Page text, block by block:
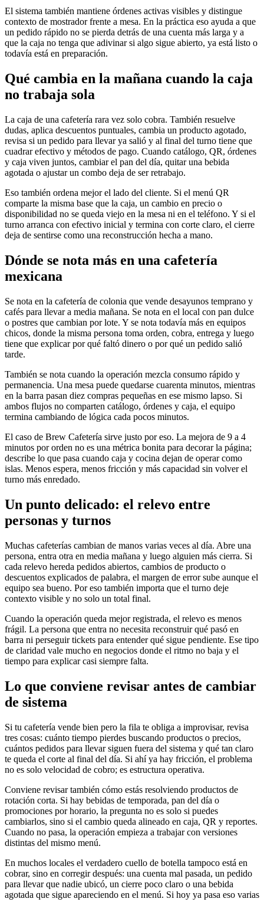
El sistema también mantiene órdenes activas visibles y distingue
contexto de mostrador frente a mesa. En la práctica eso ayuda a que
un pedido rápido no se pierda detrás de una cuenta más larga y a
que la caja no tenga que adivinar si algo sigue abierto, ya está listo o
todavía está en preparación.
Qué cambia en la mañana cuando la caja
no trabaja sola
La caja de una cafetería rara vez solo cobra. También resuelve
dudas, aplica descuentos puntuales, cambia un producto agotado,
revisa si un pedido para llevar ya salió y al final del turno tiene que
cuadrar efectivo y métodos de pago. Cuando catálogo, QR, órdenes
y caja viven juntos, cambiar el pan del día, quitar una bebida
agotada o ajustar un combo deja de ser retrabajo.
Eso también ordena mejor el lado del cliente. Si el menú QR
comparte la misma base que la caja, un cambio en precio o
disponibilidad no se queda viejo en la mesa ni en el teléfono. Y si el
turno arranca con efectivo inicial y termina con corte claro, el cierre
deja de sentirse como una reconstrucción hecha a mano.
Dónde se nota más en una cafetería
mexicana
Se nota en la cafetería de colonia que vende desayunos temprano y
cafés para llevar a media mañana. Se nota en el local con pan dulce
o postres que cambian por lote. Y se nota todavía más en equipos
chicos, donde la misma persona toma orden, cobra, entrega y luego
tiene que explicar por qué faltó dinero o por qué un pedido salió
tarde.
También se nota cuando la operación mezcla consumo rápido y
permanencia. Una mesa puede quedarse cuarenta minutos, mientras
en la barra pasan diez compras pequeñas en ese mismo lapso. Si
ambos flujos no comparten catálogo, órdenes y caja, el equipo
termina cambiando de lógica cada pocos minutos.
El caso de Brew Cafetería sirve justo por eso. La mejora de 9 a 4
minutos por orden no es una métrica bonita para decorar la página;
describe lo que pasa cuando caja y cocina dejan de operar como
islas. Menos espera, menos fricción y más capacidad sin volver el
turno más enredado.
Un punto delicado: el relevo entre
personas y turnos
Muchas cafeterías cambian de manos varias veces al día. Abre una
persona, entra otra en media mañana y luego alguien más cierra. Si
cada relevo hereda pedidos abiertos, cambios de producto o
descuentos explicados de palabra, el margen de error sube aunque el
equipo sea bueno. Por eso también importa que el turno deje
contexto visible y no solo un total final.
Cuando la operación queda mejor registrada, el relevo es menos
frágil. La persona que entra no necesita reconstruir qué pasó en
barra ni perseguir tickets para entender qué sigue pendiente. Ese tipo
de claridad vale mucho en negocios donde el ritmo no baja y el
tiempo para explicar casi siempre falta.
Lo que conviene revisar antes de cambiar
de sistema
Si tu cafetería vende bien pero la fila te obliga a improvisar, revisa
tres cosas: cuánto tiempo pierdes buscando productos o precios,
cuántos pedidos para llevar siguen fuera del sistema y qué tan claro
te queda el corte al final del día. Si ahí ya hay fricción, el problema
no es solo velocidad de cobro; es estructura operativa.
Conviene revisar también cómo estás resolviendo productos de
rotación corta. Si hay bebidas de temporada, pan del día o
promociones por horario, la pregunta no es solo si puedes
cambiarlos, sino si el cambio queda alineado en caja, QR y reportes.
Cuando no pasa, la operación empieza a trabajar con versiones
distintas del mismo menú.
En muchos locales el verdadero cuello de botella tampoco está en
cobrar, sino en corregir después: una cuenta mal pasada, un pedido
para llevar que nadie ubicó, un cierre poco claro o una bebida
agotada que sigue apareciendo en el menú. Si hoy ya pasa eso varias